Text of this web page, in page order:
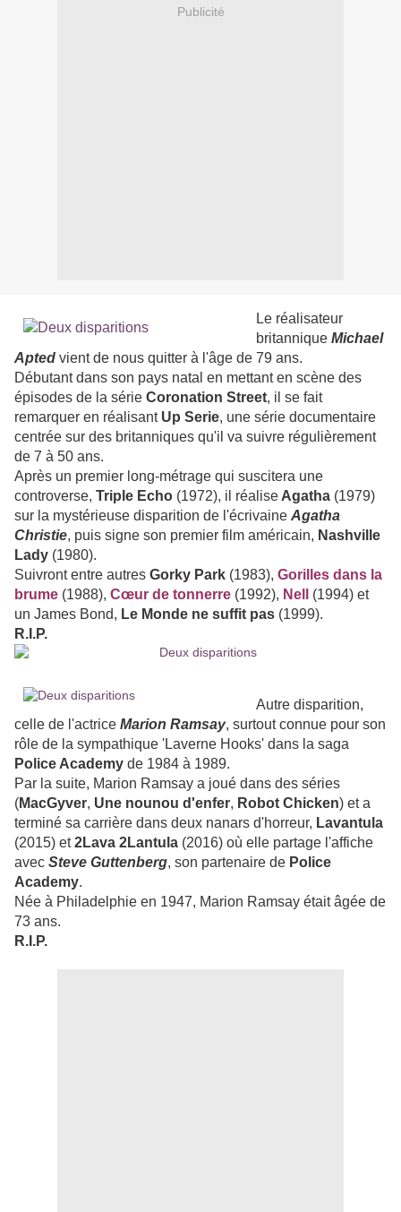
Publicité
Le réalisateur
britannique Michael
Apted vient de nous quitter à l'âge de 79 ans.
Débutant dans son pays natal en mettant en scène des
épisodes de la série Coronation Street, il se fait
remarquer en réalisant Up Serie, une série documentaire
centrée sur des britanniques qu'il va suivre régulièrement
de 7 à 50 ans.
Après un premier long-métrage qui suscitera une
controverse, Triple Echo (1972), il réalise Agatha (1979)
sur la mystérieuse disparition de l'écrivaine Agatha
Christie, puis signe son premier film américain, Nashville
Lady (1980).
Suivront entre autres Gorky Park (1983), Gorilles dans la
brume (1988), Cœur de tonnerre (1992), Nell
(1994) et
un James Bond, Le Monde ne suffit pas (1999).
R.I.P.
Autre disparition,
celle de l'actrice Marion Ramsay, surtout connue pour son
rôle de la sympathique 'Laverne Hooks' dans la saga
Police Academy de 1984 à 1989.
Par la suite, Marion Ramsay a joué dans des séries
(MacGyver, Une nounou d'enfer, Robot Chicken) et a
terminé sa carrière dans deux nanars d'horreur, Lavantula
(2015) et2Lava 2Lantula (2016) où elle partage l'affiche
avec Steve Guttenberg, son partenaire de Police
Academy.
Née à Philadelphie en 1947, Marion Ramsay était âgée de
73 ans.
R.I.P.